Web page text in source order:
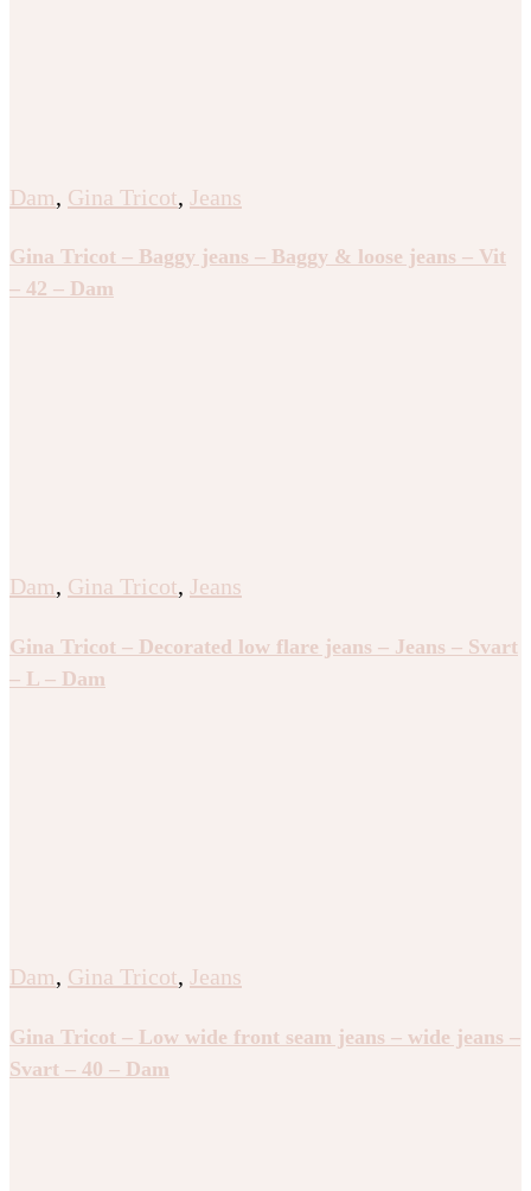
Dam, Gina Tricot, Jeans
Gina Tricot – Baggy jeans – Baggy & loose jeans – Vit
– 42 – Dam
Dam, Gina Tricot, Jeans
Gina Tricot – Decorated low flare jeans – Jeans – Svart
– L – Dam
Dam, Gina Tricot, Jeans
Gina Tricot – Low wide front seam jeans – wide jeans –
Svart – 40 – Dam